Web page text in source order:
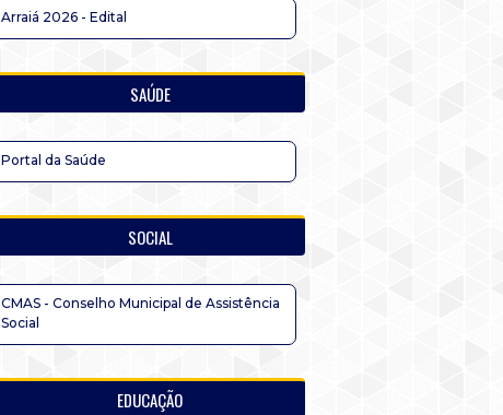
Arraiá 2026 - Edital
SAÚDE
Portal da Saúde
SOCIAL
CMAS - Conselho Municipal de Assistência
Social
EDUCAÇÃO